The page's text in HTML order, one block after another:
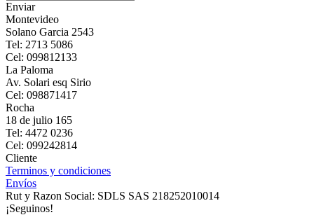
Enviar
Montevideo
Solano Garcia 2543
Tel: 2713 5086
Cel: 099812133
La Paloma
Av. Solari esq Sirio
Cel: 098871417
Rocha
18 de julio 165
Tel: 4472 0236
Cel: 099242814
Cliente
Terminos y condiciones
Envíos
Rut y Razon Social: SDLS SAS 218252010014
¡Seguinos!